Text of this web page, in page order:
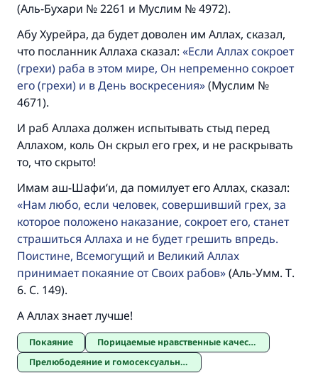
(Аль-Бухари № 2261 и Муслим № 4972).
Абу Хурейра, да будет доволен им Аллах, сказал,
что посланник Аллаха сказал:
Если Аллах сокроет
(грехи) раба в этом мире, Он непременно сокроет
его (грехи) и в День воскресения (Муслим №
4671).
И раб Аллаха должен испытывать стыд перед
Аллахом, коль Он скрыл его грех, и не раскрывать
то, что скрыто!
Имам аш-Шафи‘и, да помилует его Аллах, сказал:
Нам любо, если человек, совершивший грех, за
которое положено наказание, сокроет его, станет
страшиться Аллаха и не будет грешить впредь.
Поистине, Всемогущий и Великий Аллах
принимает покаяние от Своих рабов (Аль-Умм. Т.
6. С. 149).
А Аллах знает лучше!
Покаяние
Порицаемые нравственные качества
Прелюбодеяние и гомосексуальные отношения